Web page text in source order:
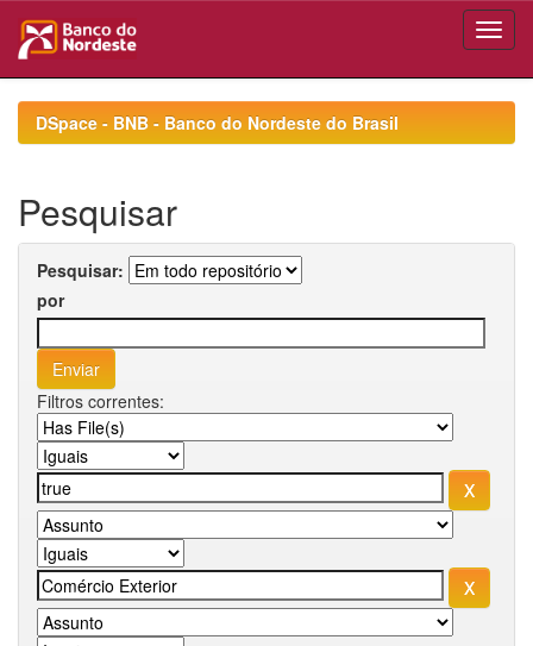
navigationDSpace - BNB - Banco do Nordeste do Brasil
Pesquisar
Pesquisar:
por
Filtros correntes: